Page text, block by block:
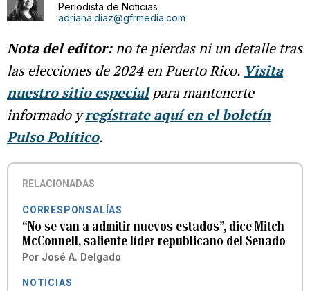
Periodista de Noticias
adriana.diaz@gfrmedia.com
Nota del editor:no te pierdas ni un detalle tras
las elecciones de 2024 en Puerto Rico. Visita
nuestro sitio especialpara mantenerte
informado yregístrate aquí en el boletín
Pulso Político.
RELACIONADAS
CORRESPONSALÍAS
“No se van a admitir nuevos estados”, dice Mitch
McConnell, saliente líder republicano del Senado
Por José A. Delgado
NOTICIAS